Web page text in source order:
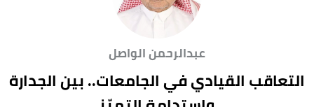
عبدالرحمن الواصل
التعاقب القيادي في الجامعات.. بين الجدارة